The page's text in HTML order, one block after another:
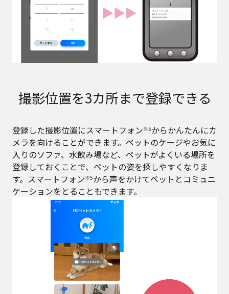
撮影位置を3カ所まで登録できる
登録した撮影位置にスマートフォン※5からかんたんにカ
メラを向けることができます。ペットのケージやお気に
入りのソファ、水飲み場など、ペットがよくいる場所を
登録しておくことで、ペットの姿を探しやすくなりま
す。スマートフォン※5から声をかけてペットとコミュニ
ケーションをとることもできます。